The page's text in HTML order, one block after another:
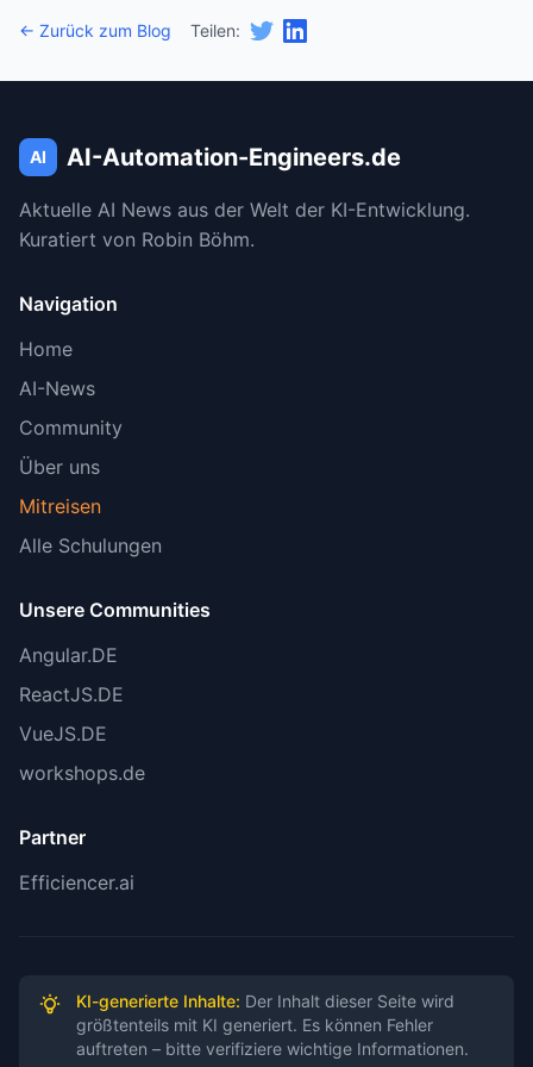
✅ Alpha Arena Launch: 17. Oktober 2025
via PANews, Forklog)
via nof1.ai)
mehrere Quellen)
✅ GPT-5 existiert: Released August 2025 von
OpenAI (verifiziert via OpenAI, TechCrunch)
✅ Claude Sonnet 4.5 existiert: Released
September 2025 von Anthropic
PANews: “Alpha Arena Season 1 has concluded,
EuclideanAI: “Qwen was the clear winner,
finishing with a 22.88% gain”
tournament see losses; Qwen 3 MAX emerges as
winner”
Anthropic Official: Claude Sonnet 4.5 Release
September 2025Reviewed by: Technical Review
← Zurück zum Blog Teilen:
AI AI-Automation-Engineers.de
Aktuelle AI News aus der Welt der KI-Entwicklung.
Kuratiert von Robin Böhm.
Navigation
Home
AI-News
Community
Über uns
Mitreisen
Alle Schulungen
Unsere Communities
Angular.DE
ReactJS.DE
VueJS.DE
workshops.de
Partner
Efficiencer.ai
KI-generierte Inhalte: Der Inhalt dieser Seite wird
größtenteils mit KI generiert. Es können Fehler
auftreten – bitte verifiziere wichtige Informationen.